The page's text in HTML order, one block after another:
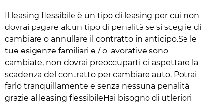
Il leasing flessibile è un tipo di leasing per cui non
dovrai pagare alcun tipo di penalità se si sceglie di
cambiare o annullare il contratto in anticipo.Se le
tue esigenze familiari e / o lavorative sono
cambiate, non dovrai preoccuparti di aspettare la
scadenza del contratto per cambiare auto. Potrai
farlo tranquillamente e senza nessuna penalità
grazie al leasing flessibileHai bisogno di utleriori